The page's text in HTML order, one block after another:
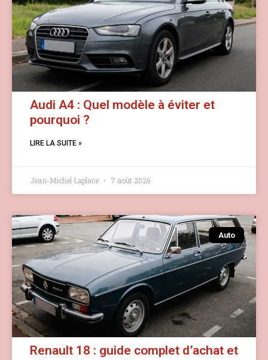
Audi A4 : Quel modèle à éviter et
pourquoi ?
LIRE LA SUITE »
Jean-Michel Laplace 7 août 2026
Auto
Renault 18 : guide complet d’achat et